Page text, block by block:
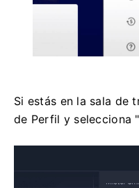
Si estás en la sala de
de Perfil y selecciona